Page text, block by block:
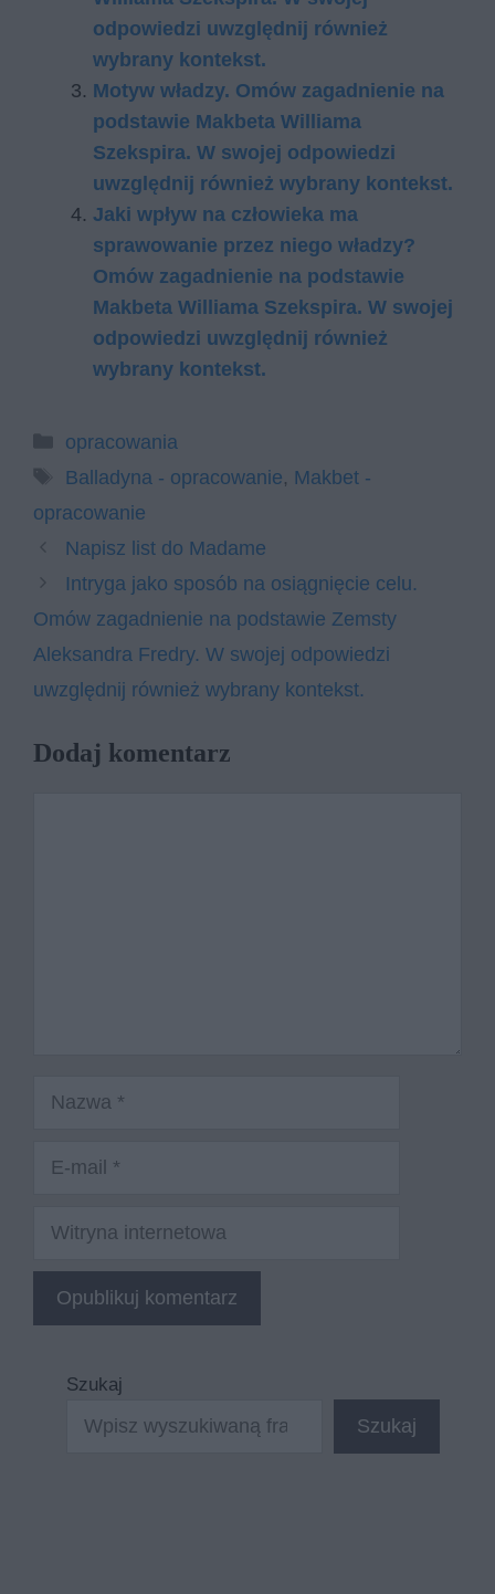
odpowiedzi uwzględnij również
wybrany kontekst.
Motyw władzy. Omów zagadnienie na
podstawie Makbeta Williama
Szekspira. W swojej odpowiedzi
uwzględnij również wybrany kontekst.
Jaki wpływ na człowieka ma
sprawowanie przez niego władzy?
Omów zagadnienie na podstawie
Makbeta Williama Szekspira. W swojej
odpowiedzi uwzględnij również
wybrany kontekst.
Kategorie
opracowania
Tagi
Balladyna - opracowanie, Makbet -
opracowanie
Napisz list do Madame
Intryga jako sposób na osiągnięcie celu.
Omów zagadnienie na podstawie Zemsty
Aleksandra Fredry. W swojej odpowiedzi
uwzględnij również wybrany kontekst.
Dodaj komentarz
Nazwa
Witryna
Szukaj
Szukaj